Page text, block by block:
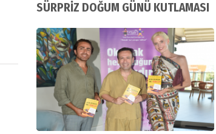
SÜRPRİZ DOĞUM GÜNÜ KUTLAMASI